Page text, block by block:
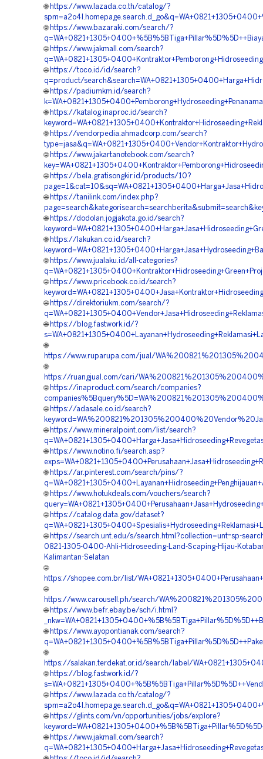
🌐 https://www.lazada.co.th/catalog/?
🌐 https://www.bazaraki.com/search/?
🌐 https://www.jakmall.com/search?
🌐 https://toco.id/id/search?
q=product/
🌐 https://padiumkm.id/search?
🌐 https://katalog.inaproc.id/search?
🌐 https://vendorpedia.ahmadcorp.com/search?
🌐 https://www.jakartanotebook.com/search?
🌐 https://bela.gratisongkir.id/products/10?
🌐 https://tanilink.com/index.php?
🌐 https://dodolan.jogjakota.go.id/search?
🌐 https://lakukan.co.id/search?
🌐 https://www.jualaku.id/all-categories?
🌐 https://www.pricebook.co.id/search?
🌐 https://direktoriukm.com/search/?
🌐 https://blog.fastwork.id/?
🌐
https://www.ruparupa.com/jual/
🌐
https://ruangjual.com/cari/
🌐 https://inaproduct.com/search/companies?
🌐 https://adasale.co.id/search?
🌐 https://www.mineralpoint.com/list/search?
🌐 https://www.notino.fi/search.asp?
🌐 https://ar.pinterest.com/search/pins/?
🌐 https://www.hotukdeals.com/vouchers/search?
🌐 https://catalog.data.gov/dataset?
🌐 https://search.unt.edu/s/search.html?collection=unt~sp-
0821-1305-0400-Ahli-Hidroseeding-Land-Scaping-Hijau-
Kalimantan-Selatan
🌐
https://shopee.com.br/list/
🌐
https://www.carousell.ph/search/
🌐 https://www.befr.ebay.be/sch/i.html?
🌐 https://www.ayopontianak.com/search?
🌐
https://salakan.terdekat.or.id/search/label/
🌐 https://blog.fastwork.id/?
🌐 https://www.lazada.co.th/catalog/?
🌐 https://glints.com/vn/opportunities/jobs/explore?
🌐 https://www.jakmall.com/search?